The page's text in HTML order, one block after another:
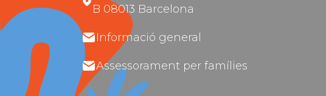
B 08013 Barcelona
Informació general
Assessorament per famílies